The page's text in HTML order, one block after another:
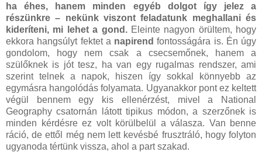
ha éhes, hanem minden egyéb dolgot így jelez a
részünkre – nekünk viszont feladatunk meghallani és
kideríteni, mi lehet a gond.Eleinte nagyon örültem, hogy
ekkora hangsúlyt fektet a napirendfontosságára is. Én úgy
gondolom, hogy nem csak a csecsemőnek, hanem a
szülőknek is jót tesz, ha van egy rugalmas rendszer, ami
szerint telnek a napok, hiszen így sokkal könnyebb az
egymásra hangolódás folyamata. Ugyanakkor pont ez keltett
végül bennem egy kis ellenérzést, mivel a National
Geography csatornán látott tipikus módon, a szerzőnek is
minden kérdésre ez volt körülbelül a válasza. Van benne
ráció, de ettől még nem lett kevésbé frusztráló, hogy folyton
ugyanoda tértünk vissza, ahol a part szakad.